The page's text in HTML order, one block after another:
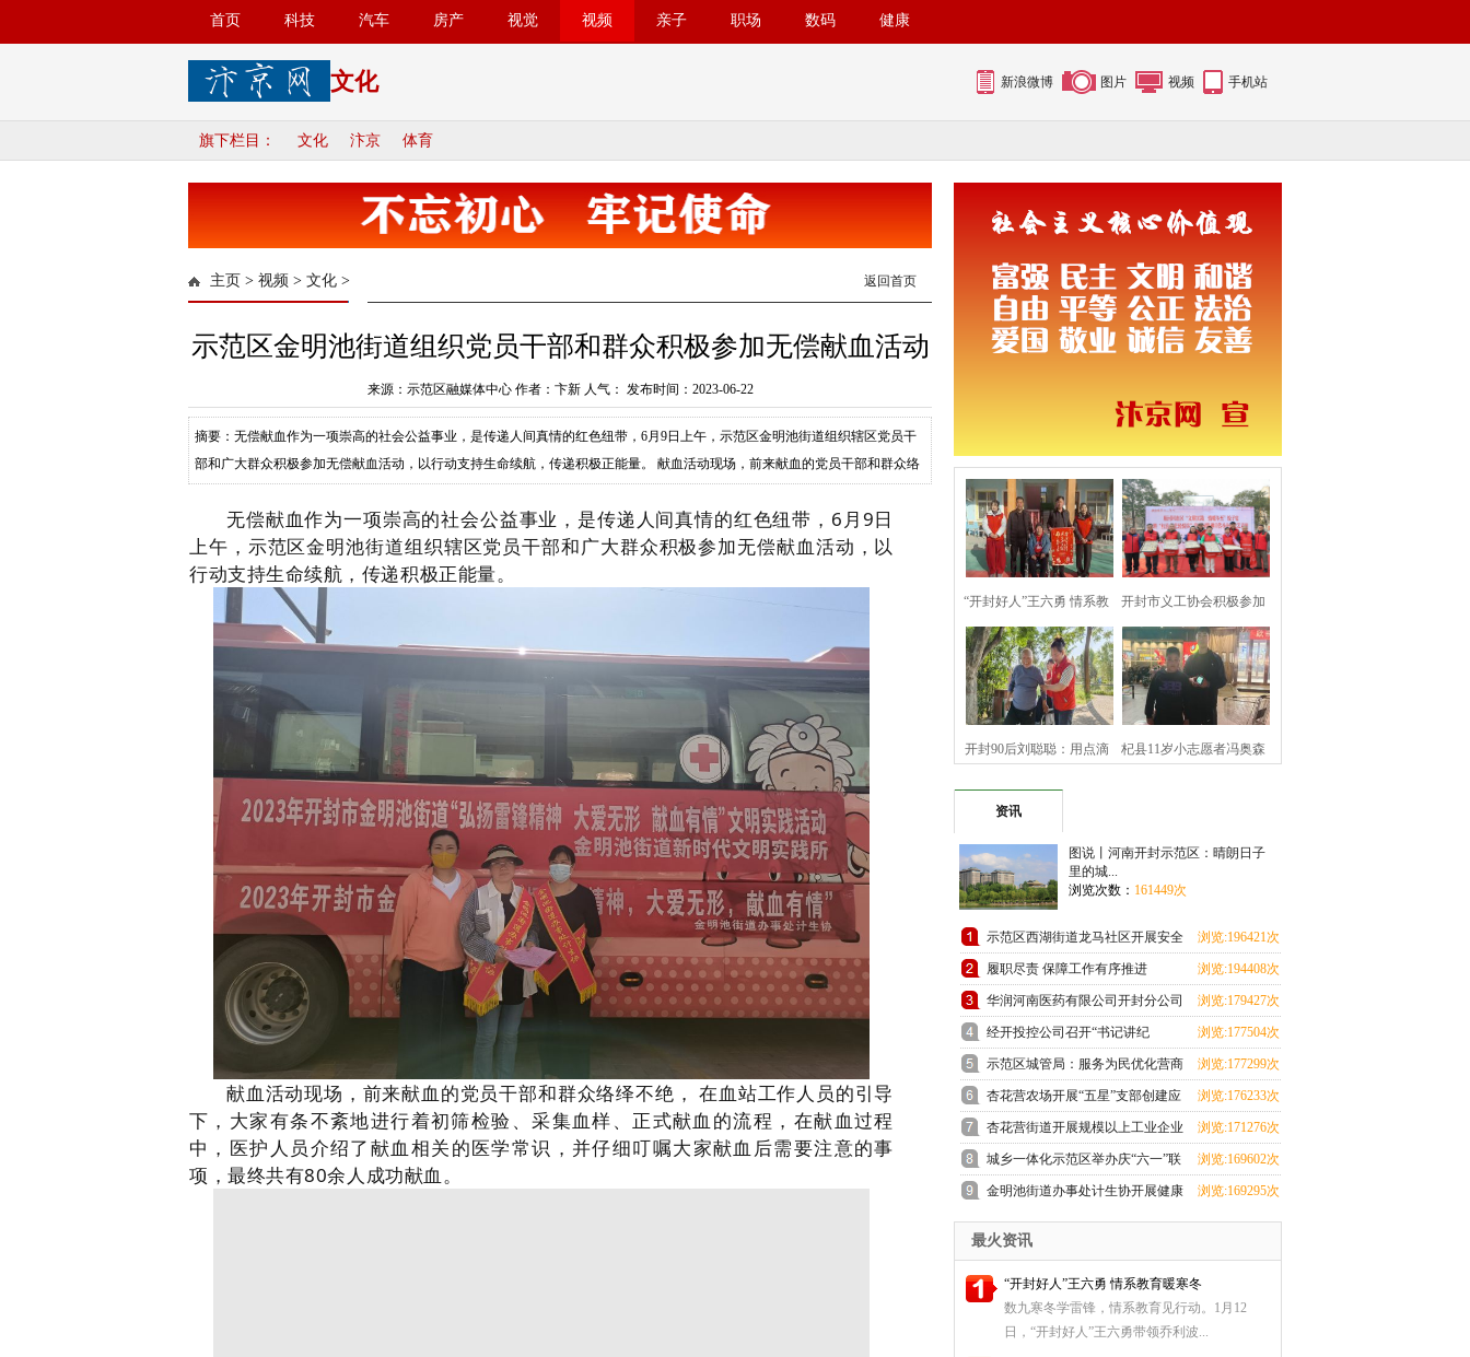
首页 科技 汽车 房产 视觉 视频 亲子 职场 数码 健康
文化 新浪微博 图片 视频 手机站
旗下栏目： 文化 汴京 体育
主页 > 视频 > 文化 > 返回首页
示范区金明池街道组织党员干部和群众积极参加无偿献血活动
来源：示范区融媒体中心 作者：卞新 人气： 发布时间：2023-06-22
摘要：无偿献血作为一项崇高的社会公益事业，是传递人间真情的红色纽带，6月9日上午，示范区金明池街道组织辖区党员干
部和广大群众积极参加无偿献血活动，以行动支持生命续航，传递积极正能量。 献血活动现场，前来献血的党员干部和群众络
无偿献血作为一项崇高的社会公益事业，是传递人间真情的红色纽带，6月9日
上午，示范区金明池街道组织辖区党员干部和广大群众积极参加无偿献血活动，以
行动支持生命续航，传递积极正能量。
献血活动现场，前来献血的党员干部和群众络绎不绝， 在血站工作人员的引导
下，大家有条不紊地进行着初筛检验、采集血样、正式献血的流程， 在献血过程
中，医护人员介绍了献血相关的医学常识，并仔细叮嘱大家献血后需要注意的事
项，最终共有80余人成功献血。
“开封好人”王六勇 情系教
育暖寒冬
开封市义工协会积极参加
顺河回族区文
开封90后刘聪聪：用点滴 杞县11岁小志愿者冯奥森
资讯
图说丨河南开封示范区：晴朗日子
里的城...
浏览次数： 161449次
示范区西湖街道龙马社区开展安全
教育进校园活动
浏览:196421次
履职尽责 保障工作有序推进 浏览:194408次
华润河南医药有限公司开封分公司
团支部成立
浏览:179427次
经开投控公司召开“书记讲纪
法”和“纪法与青春
浏览:177504次
示范区城管局：服务为民优化营商
环境 群众感激送
浏览:177299次
杏花营农场开展“五星”支部创建应
知应会知识测
浏览:176233次
杏花营街道开展规模以上工业企业
科技研发全覆盖
浏览:171276次
城乡一体化示范区举办庆“六一”联
欢会暨少儿才
浏览:169602次
金明池街道办事处计生协开展健康
厨艺大比拼活动
浏览:169295次
最火资讯
“开封好人”王六勇 情系教育暖寒冬
数九寒冬学雷锋，情系教育见行动。1月12
日，“开封好人”王六勇带领乔利波...